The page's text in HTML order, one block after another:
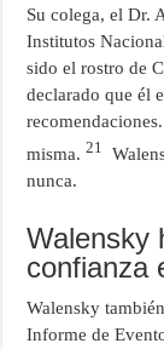
Su colega, el Dr.
Institutos
sido el rostro de
declarado que él
misma.21
nunca.
Walensky
confianza
Walensky
Informe de